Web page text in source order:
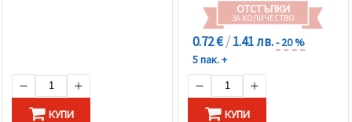
КУПИ
ОТСТЪПКИ
ЗА КОЛИЧЕСТВО
0.72 €/1.41 лв.- 20 %
5 пак. +
КУПИ